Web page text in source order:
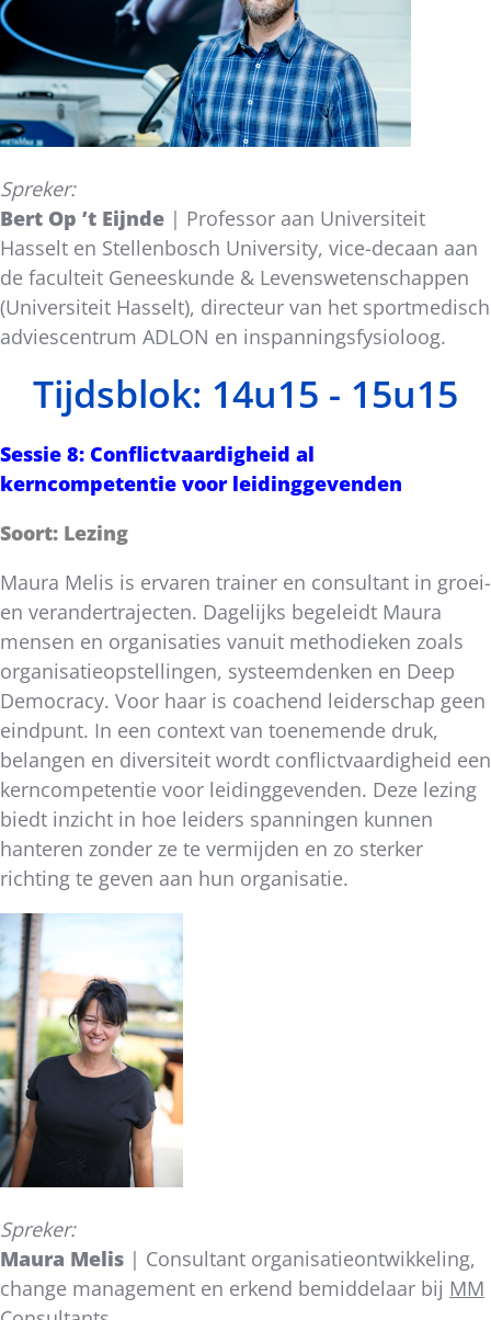
Spreker:
Bert Op ’t Eijnde | Professor aan Universiteit
Hasselt en Stellenbosch University, vice-decaan aan
de faculteit Geneeskunde & Levenswetenschappen
(Universiteit Hasselt), directeur van het sportmedisch
adviescentrum ADLON en inspanningsfysioloog.
Tijdsblok: 14u15 - 15u15
Sessie 8: Conflictvaardigheid al
kerncompetentie voor leidinggevenden
Soort: Lezing
Maura Melis is ervaren trainer en consultant in groei-
en verandertrajecten. Dagelijks begeleidt Maura
mensen en organisaties vanuit methodieken zoals
organisatieopstellingen, systeemdenken en Deep
Democracy. Voor haar is coachend leiderschap geen
eindpunt. In een context van toenemende druk,
belangen en diversiteit wordt conflictvaardigheid een
kerncompetentie voor leidinggevenden. Deze lezing
biedt inzicht in hoe leiders spanningen kunnen
hanteren zonder ze te vermijden en zo sterker
richting te geven aan hun organisatie.
Spreker:
Maura Melis | Consultant organisatieontwikkeling,
change management en erkend bemiddelaar bij MM